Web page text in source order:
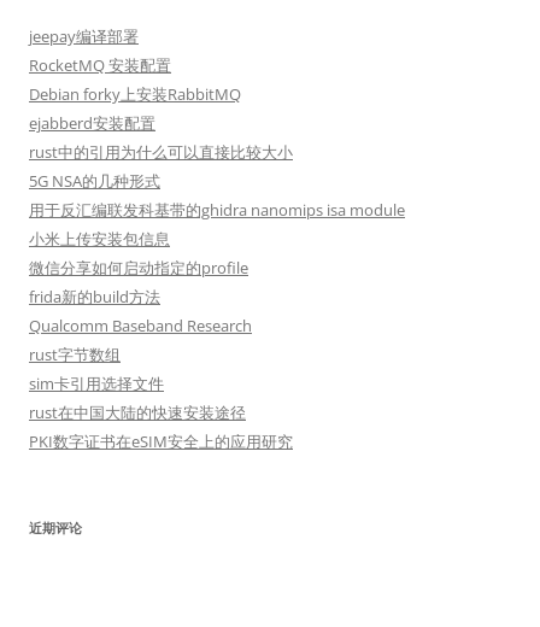
jeepay编译部署
RocketMQ 安装配置
Debian forky上安装RabbitMQ
ejabberd安装配置
rust中的引用为什么可以直接比较大小
5G NSA的几种形式
用于反汇编联发科基带的ghidra nanomips isa module
小米上传安装包信息
微信分享如何启动指定的profile
frida新的build方法
Qualcomm Baseband Research
rust字节数组
sim卡引用选择文件
rust在中国大陆的快速安装途径
PKI数字证书在eSIM安全上的应用研究
近期评论